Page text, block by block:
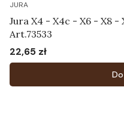
JURA
Jura X4 - X4c - X6 - X8
Art.73533
Cena
22,65 zł